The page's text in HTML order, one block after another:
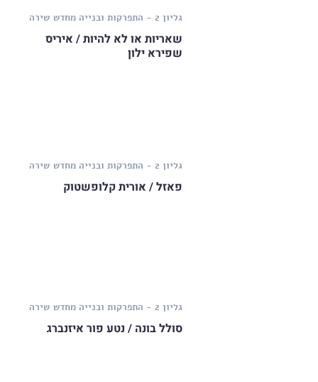
גליון 2 - התפרקות ובנייה מחדש שירה
שאריות או לא להיות / איריס
שפירא ילון
גליון 2 - התפרקות ובנייה מחדש שירה
פאזל / אורית קלופשטוק
גליון 2 - התפרקות ובנייה מחדש שירה
סולל בונה / נטע פור איזנברג